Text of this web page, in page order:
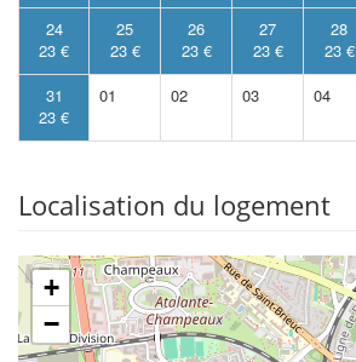
24
23 €
25
23 €
26
23 €
27
23 €
28
23 €
31
23 €
01 02 03 04
Localisation du logement
+
−